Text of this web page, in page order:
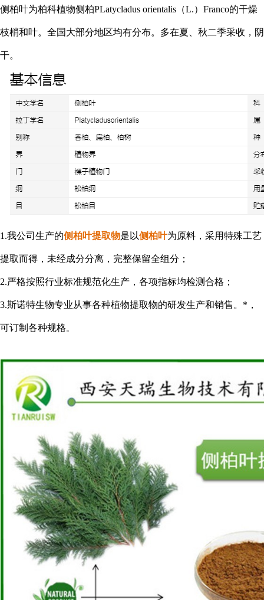
侧柏叶为柏科植物侧柏PLatycladus orientalis（L.）Franco的干燥
枝梢和叶。全国大部分地区均有分布。多在夏、秋二季采收，阴
干。
1.我公司生产的侧柏叶提取物是以侧柏叶为原料，采用特殊工艺
提取而得，未经成分分离，完整保留全组分 ；
2.严格按照行业标准规范化生产，各项指标均检测合格；
3.斯诺特生物专业从事各种植物提取物的研发生产和销售。*，
可订制各种规格。